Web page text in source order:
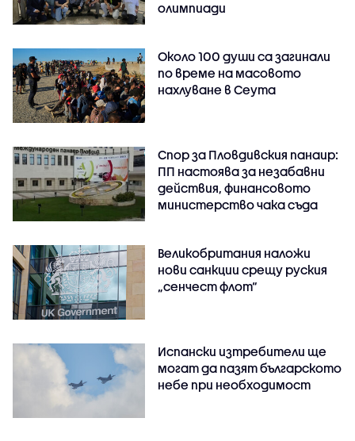
олимпиади
Около 100 души са загинали
по време на масовото
нахлуване в Сеута
Спор за Пловдивския панаир:
ПП настоява за незабавни
действия, финансовото
министерство чака съда
Великобритания наложи
нови санкции срещу руския
„сенчест флот“
Испански изтребители ще
могат да пазят българското
небе при необходимост